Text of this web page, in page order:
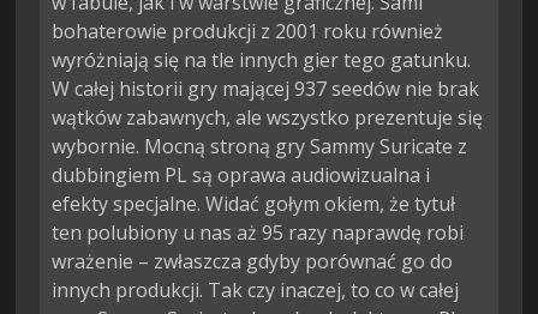
bohaterowie produkcji z 2001 roku również
wyróżniają się na tle innych gier tego gatunku.
W całej historii gry mającej 937 seedów nie brak
wątków zabawnych, ale wszystko prezentuje się
wybornie. Mocną stroną gry Sammy Suricate z
dubbingiem PL są oprawa audiowizualna i
efekty specjalne. Widać gołym okiem, że tytuł
ten polubiony u nas aż 95 razy naprawdę robi
wrażenie – zwłaszcza gdyby porównać go do
innych produkcji. Tak czy inaczej, to co w całej